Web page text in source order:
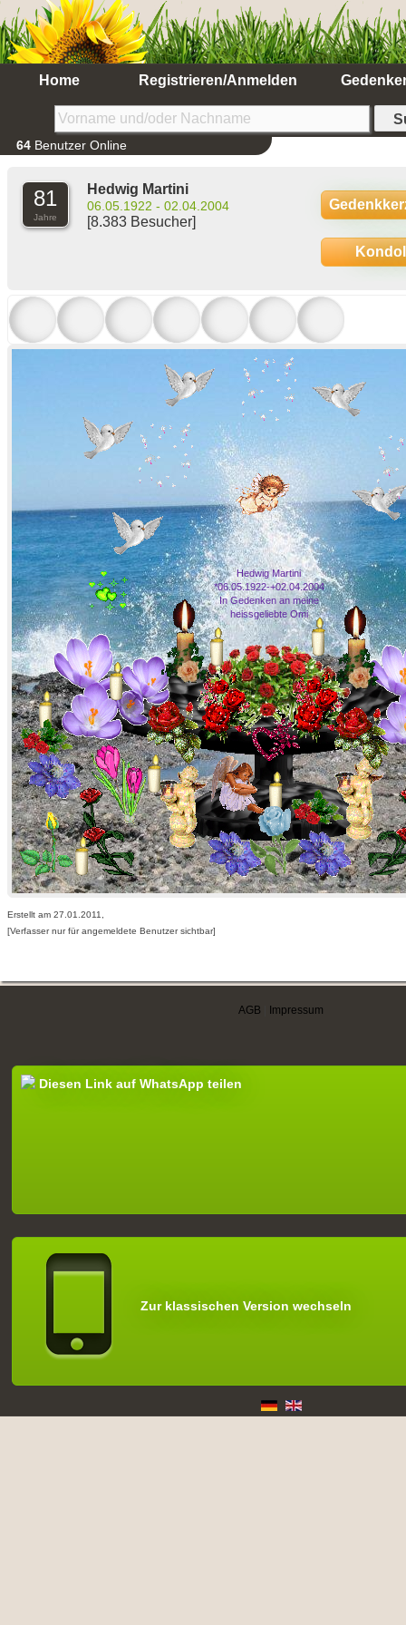
Home Registrieren/Anmelden
64 Benutzer Online
81
Jahre
Hedwig Martini
06.05.1922 - 02.04.2004
[8.383 Besucher]
Hedwig Martini
*06.05.1922-+02.04.2004
In Gedenken an meine
heissgeliebte Omi
Erstellt am 27.01.2011,
[Verfasser nur für angemeldete Benutzer sichtbar]
AGB Impressum
Diesen Link auf WhatsApp teilen
Zur klassischen Version wechseln